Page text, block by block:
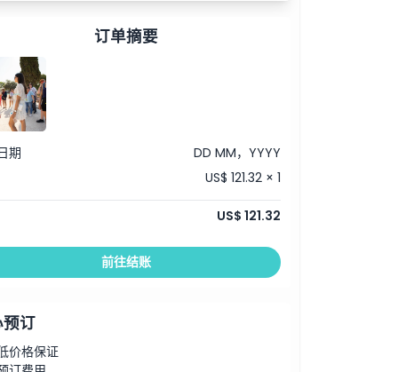
订单摘要
期
DD MM，YYYY
US$ 121.32 × 1
US$ 121.32
前往结账
订
价格保证